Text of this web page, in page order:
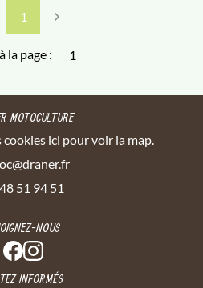
1
la page :
MOTOCULTURE
cookies ici pour voir la map.
51 94 51
NOUS
INFORMÉS